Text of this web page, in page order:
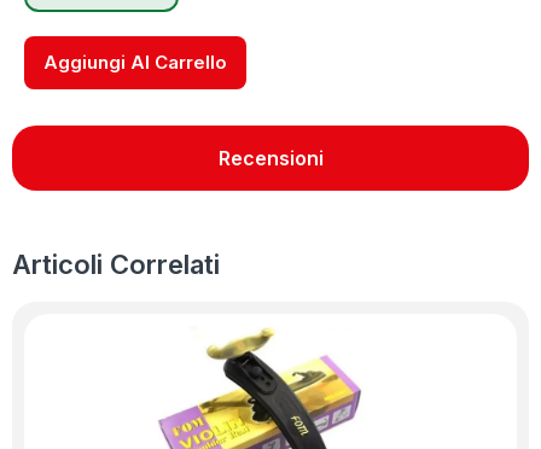
Aggiungi Al Carrello
Recensioni
Articoli Correlati